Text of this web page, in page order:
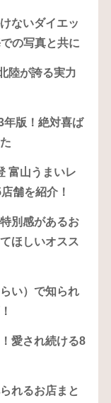
ないダイエッ
の写真と共に
陸が誇る実力
年版！絶対喜ば
富山うまいレ
舗を紹介！
別感があるお
ほしいオスス
い）で知られ
愛され続ける8
れるお店まと